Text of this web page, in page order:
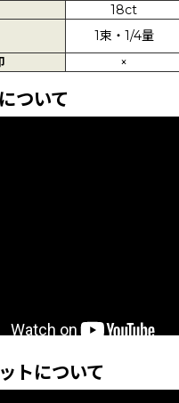
18ct
1束・1/4量
×
ついて
トについて